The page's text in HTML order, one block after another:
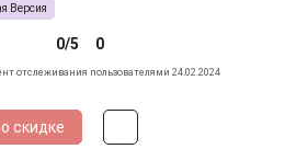
Версия
0/5 0
отслеживания пользователями 24.02.2024
скидке